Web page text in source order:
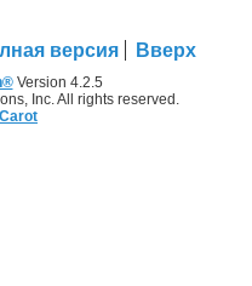
версия Вверх
Version 4.2.5
Inc. All rights reserved.